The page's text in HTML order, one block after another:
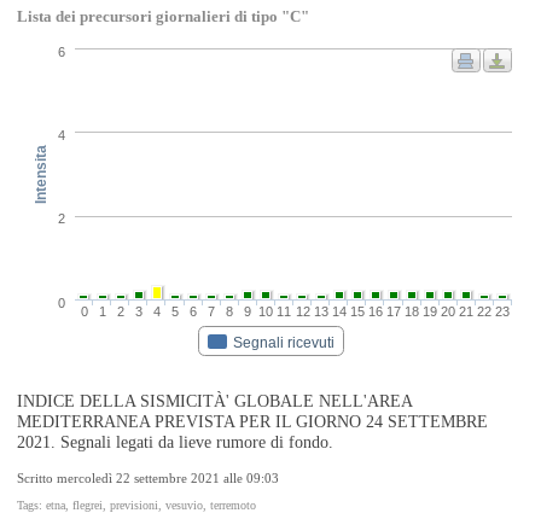
Lista dei precursori giornalieri di tipo "C"
Intensita
Segnali ricevuti
0 1 2 3 4 5 6 7 8 9 10 11 12 13 14 15 16 17 18 19 20 21 22 23
0
2
4
6
INDICE DELLA SISMICITÀ' GLOBALE NELL'AREA
MEDITERRANEA PREVISTA PER IL GIORNO 24 SETTEMBRE
2021. Segnali legati da lieve rumore di fondo.
Scritto mercoledì 22 settembre 2021 alle 09:03
Tags: etna, flegrei, previsioni, vesuvio, terremoto